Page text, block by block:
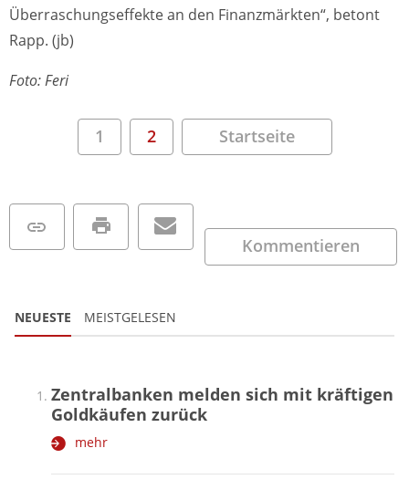
Überraschungseffekte an den Finanzmärkten“, betont
Rapp. (jb)
Foto: Feri
1 2 Startseite
Kommentieren
NEUESTE MEISTGELESEN
Zentralbanken melden sich mit kräftigen
Goldkäufen zurück
mehr